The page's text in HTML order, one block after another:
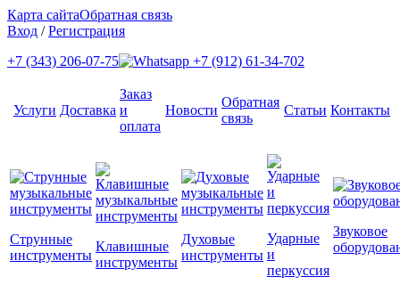
Карта сайтаОбратная связь
Вход /Регистрация
+7 (343) 206-07-75
+7 (912) 61-34-702
Услуги Доставка
Заказ
и
оплата
Новости
Обратная
связь
Статьи Контакты
Струнные
инструменты
Клавишные
инструменты
Духовые
инструменты
Ударные
и
перкуссия
Звуковое